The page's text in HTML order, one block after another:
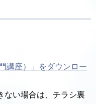
講座）」をダウンロー
い場合は、チラシ裏